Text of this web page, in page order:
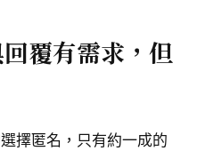
覆有需求，但
擇匿名，只有約一成的